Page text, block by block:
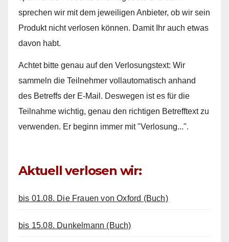
sprechen wir mit dem jeweiligen Anbieter, ob wir sein
Produkt nicht verlosen können. Damit Ihr auch etwas
davon habt.
Achtet bitte genau auf den Verlosungstext: Wir
sammeln die Teilnehmer vollautomatisch anhand
des Betreffs der E-Mail. Deswegen ist es für die
Teilnahme wichtig, genau den richtigen Betrefftext zu
verwenden. Er beginn immer mit "Verlosung...".
Aktuell verlosen wir:
bis 01.08. Die Frauen von Oxford (Buch)
bis 15.08. Dunkelmann (Buch)